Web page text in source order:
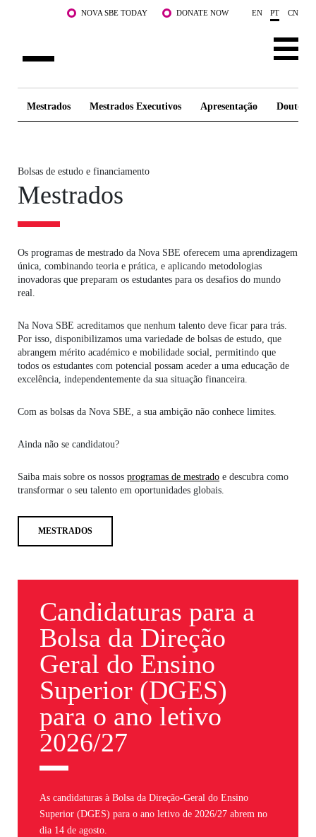
Saltar para o conteúdo principalNOVA SBE TODAY DONATE NOW EN PT CN
COMUNIDADE
LIFE AT NOVA SBE
WHAT'S HAPPENING
Mestrados Mestrados Executivos Apresentação
Bolsas de estudo e financiamento
Mestrados
Os programas de mestrado da Nova SBE oferecem uma aprendizagem
única, combinando teoria e prática, e aplicando metodologias
inovadoras que preparam os estudantes para os desafios do mundo
real.
Na Nova SBE acreditamos que nenhum talento deve ficar para trás.
Por isso, disponibilizamos uma variedade de bolsas de estudo, que
abrangem mérito académico e mobilidade social, permitindo que
todos os estudantes com potencial possam aceder a uma educação de
excelência, independentemente da sua situação financeira.
Com as bolsas da Nova SBE, a sua ambição não conhece limites.
Ainda não se candidatou?
Saiba mais sobre os nossos programas de mestradoe descubra como
transformar o seu talento em oportunidades globais.
MESTRADOS
Candidaturas para a
Bolsa da Direção
Geral do Ensino
Superior (DGES)
para o ano letivo
2026/27
As candidaturas à Bolsa da Direção-Geral do Ensino
Superior (DGES) para o ano letivo de 2026/27 abrem no
dia 14 de agosto